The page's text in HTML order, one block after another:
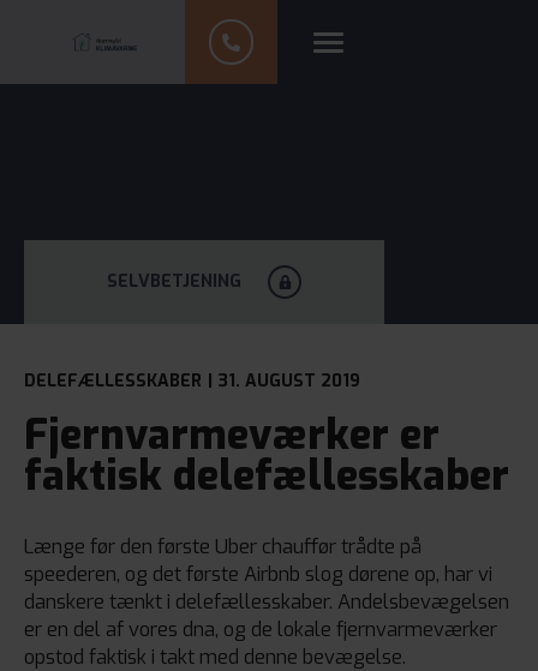
SELVBETJENING
DELEFÆLLESSKABER | 31. AUGUST 2019
Fjernvarmeværker er
faktisk delefællesskaber
Længe før den første Uber chauffør trådte på
speederen, og det første Airbnb slog dørene op, har vi
danskere tænkt i delefællesskaber. Andelsbevægelsen
er en del af vores dna, og de lokale fjernvarmeværker
opstod faktisk i takt med denne bevægelse.